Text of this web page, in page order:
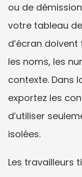
ou de
votre tableau
d’écran
les noms, les
contexte. Dans
exportez les
d’utiliser
isolées.
Les travailleurs